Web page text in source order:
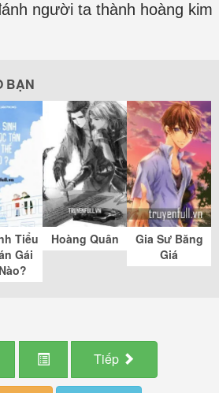
người ta thành hoàng kim
BẠN
Tiểu
Gái
Hoàng Quân
Gia Sư Băng
Giá
Tiếp